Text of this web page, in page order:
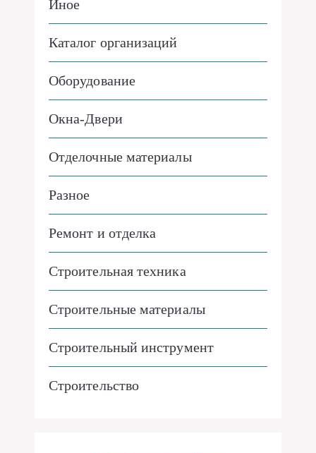
Иное
Каталог организаций
Оборудование
Окна-Двери
Отделочные материалы
Разное
Ремонт и отделка
Строительная техника
Строительные материалы
Строительный инструмент
Строительство